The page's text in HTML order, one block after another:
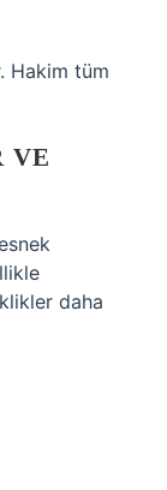
Hakim tüm
VE
daha